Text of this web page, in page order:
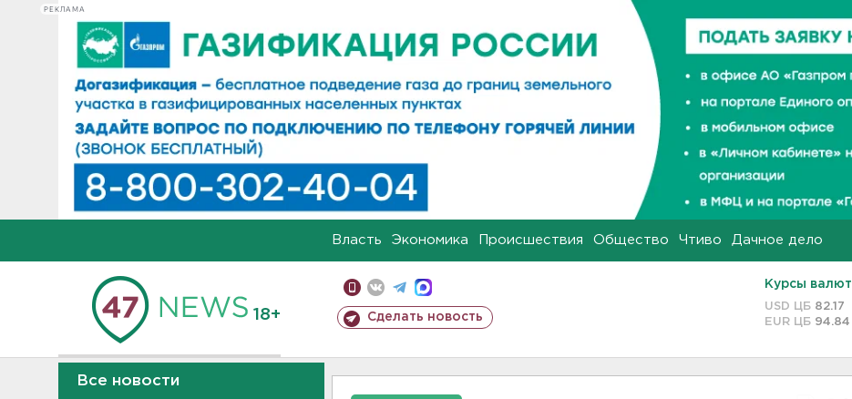
РЕКЛАМА
Власть Экономика Происшествия Общество Чтиво Дачное дело
18+ Сделать новость
Курсы валют
USD ЦБ 82.17
EUR ЦБ 94.84
Все новости